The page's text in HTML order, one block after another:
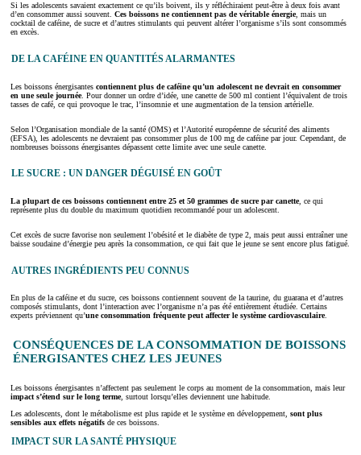
Si les adolescents savaient exactement ce qu’ils boivent, ils y réfléchiraient peut-être à deux fois avant
d’en consommer aussi souvent. Ces boissons ne contiennent pas de véritable énergie, mais un
cocktail de caféine, de sucre et d’autres stimulants qui peuvent altérer l’organisme s’ils sont consommés
en excès.
DE LA CAFÉINE EN QUANTITÉS ALARMANTES
Les boissons énergisantes contiennent plus de caféine qu’un adolescent ne devrait en consommer
en une seule journée. Pour donner un ordre d’idée, une canette de 500 ml contient l’équivalent de trois
tasses de café, ce qui provoque le trac, l’insomnie et une augmentation de la tension artérielle.
Selon l’Organisation mondiale de la santé (OMS) et l’Autorité européenne de sécurité des aliments
(EFSA), les adolescents ne devraient pas consommer plus de 100 mg de caféine par jour. Cependant, de
nombreuses boissons énergisantes dépassent cette limite avec une seule canette.
LE SUCRE : UN DANGER DÉGUISÉ EN GOÛT
La plupart de ces boissons contiennent entre 25 et 50 grammes de sucre par canette, ce qui
représente plus du double du maximum quotidien recommandé pour un adolescent.
Cet excès de sucre favorise non seulement l’obésité et le diabète de type 2, mais peut aussi entraîner une
baisse soudaine d’énergie peu après la consommation, ce qui fait que le jeune se sent encore plus fatigué.
AUTRES INGRÉDIENTS PEU CONNUS
En plus de la caféine et du sucre, ces boissons contiennent souvent de la taurine, du guarana et d’autres
composés stimulants, dont l’interaction avec l’organisme n’a pas été entièrement étudiée. Certains
experts préviennent qu’une consommation fréquente peut affecter le système cardiovasculaire.
CONSÉQUENCES DE LA CONSOMMATION DE BOISSONS
ÉNERGISANTES CHEZ LES JEUNES
Les boissons énergisantes n’affectent pas seulement le corps au moment de la consommation, mais leur
impact s’étend sur le long terme, surtout lorsqu’elles deviennent une habitude.
Les adolescents, dont le métabolisme est plus rapide et le système en développement, sont plus
sensibles aux effets négatifs de ces boissons.
IMPACT SUR LA SANTÉ PHYSIQUE